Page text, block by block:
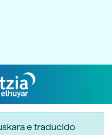
e traducido